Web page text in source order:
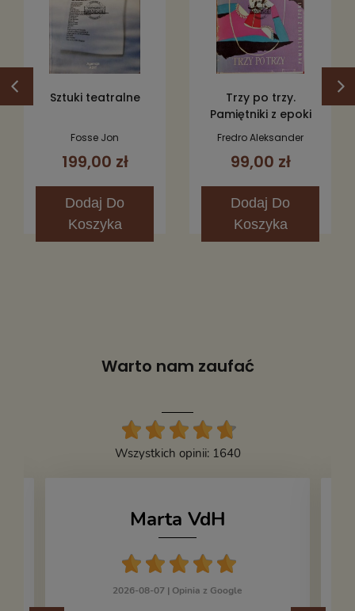
Sztuki teatralne
Fosse Jon
199,00 zł
Dodaj Do
Koszyka
Trzy po trzy.
Pamiętniki z epoki
napoleońskiej
Fredro Aleksander
99,00 zł
Dodaj Do
Koszyka
Warto nam zaufać
Wszystkich opinii: 1640
Marta VdH
2026-08-07 | Opinia z Google